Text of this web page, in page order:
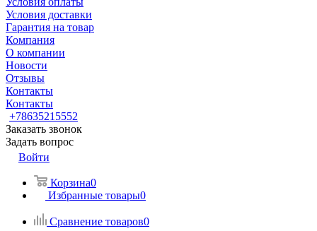
Условия доставки
Гарантия на товар
Компания
О компании
Новости
Отзывы
Контакты
Контакты
+78635215552
Заказать звонок
Задать вопрос
Войти
Корзина0
Избранные товары0
Сравнение товаров0